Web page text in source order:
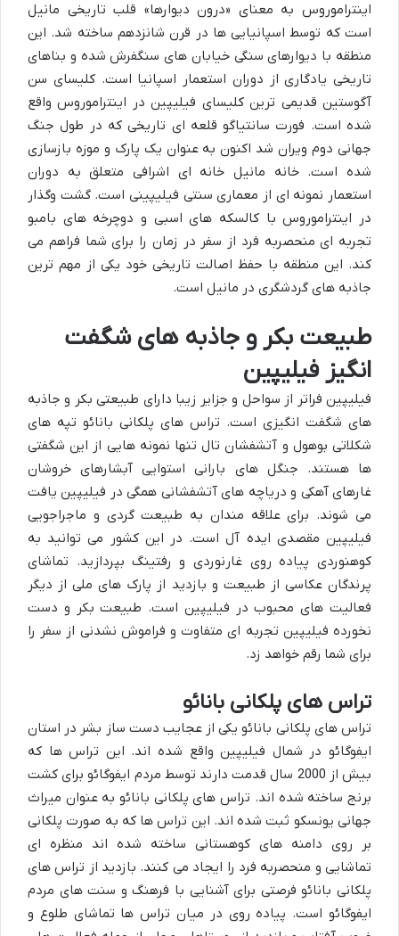
اینتراموروس به معنای «درون دیوارها» قلب تاریخی مانیل
است که توسط اسپانیایی ها در قرن شانزدهم ساخته شد. این
منطقه با دیوارهای سنگی خیابان های سنگفرش شده و بناهای
تاریخی یادگاری از دوران استعمار اسپانیا است. کلیسای سن
آگوستین قدیمی ترین کلیسای فیلیپین در اینتراموروس واقع
شده است. فورت سانتیاگو قلعه ای تاریخی که در طول جنگ
جهانی دوم ویران شد اکنون به عنوان یک پارک و موزه بازسازی
شده است. خانه مانیل خانه ای اشرافی متعلق به دوران
استعمار نمونه ای از معماری سنتی فیلیپینی است. گشت وگذار
در اینتراموروس با کالسکه های اسبی و دوچرخه های بامبو
تجربه ای منحصربه فرد از سفر در زمان را برای شما فراهم می
کند. این منطقه با حفظ اصالت تاریخی خود یکی از مهم ترین
جاذبه های گردشگری در مانیل است.
طبیعت بکر و جاذبه های شگفت
انگیز فیلیپین
فیلیپین فراتر از سواحل و جزایر زیبا دارای طبیعتی بکر و جاذبه
های شگفت انگیزی است. تراس های پلکانی بانائو تپه های
شکلاتی بوهول و آتشفشان تال تنها نمونه هایی از این شگفتی
ها هستند. جنگل های بارانی استوایی آبشارهای خروشان
غارهای آهکی و دریاچه های آتشفشانی همگی در فیلیپین یافت
می شوند. برای علاقه مندان به طبیعت گردی و ماجراجویی
فیلیپین مقصدی ایده آل است. در این کشور می توانید به
کوهنوردی پیاده روی غارنوردی و رفتینگ بپردازید. تماشای
پرندگان عکاسی از طبیعت و بازدید از پارک های ملی از دیگر
فعالیت های محبوب در فیلیپین است. طبیعت بکر و دست
نخورده فیلیپین تجربه ای متفاوت و فراموش نشدنی از سفر را
برای شما رقم خواهد زد.
تراس های پلکانی بانائو
تراس های پلکانی بانائو یکی از عجایب دست ساز بشر در استان
ایفوگائو در شمال فیلیپین واقع شده اند. این تراس ها که
بیش از 2000 سال قدمت دارند توسط مردم ایفوگائو برای کشت
برنج ساخته شده اند. تراس های پلکانی بانائو به عنوان میراث
جهانی یونسکو ثبت شده اند. این تراس ها که به صورت پلکانی
بر روی دامنه های کوهستانی ساخته شده اند منظره ای
تماشایی و منحصربه فرد را ایجاد می کنند. بازدید از تراس های
پلکانی بانائو فرصتی برای آشنایی با فرهنگ و سنت های مردم
ایفوگائو است. پیاده روی در میان تراس ها تماشای طلوع و